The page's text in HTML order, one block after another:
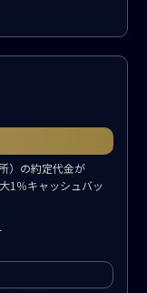
）の約定代金が
1％キャッシュバッ